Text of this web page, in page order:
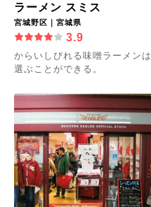
ラーメン スミス
宮城野区｜宮城県
3.9
からいしびれる味噌ラーメン
選ぶことができる。